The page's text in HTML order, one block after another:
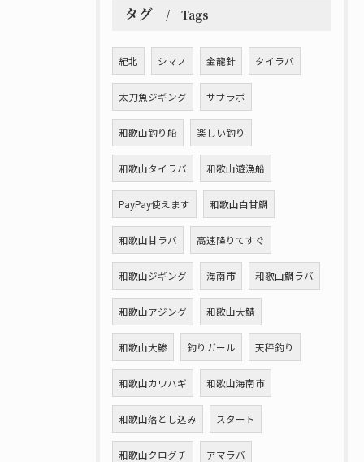
タグ Tags
紀北 シマノ 金龍針 タイラバ
太刀魚ジギング ササラボ
和歌山釣り船 楽しい釣り
和歌山タイラバ 和歌山遊漁船
PayPay使えます 和歌山白甘鯛
和歌山甘ラバ 高速降りてすぐ
和歌山ジギング 海南市 和歌山鯛ラバ
和歌山アジング 和歌山大鯖
和歌山大鯵 釣りガール 天秤釣り
和歌山カワハギ 和歌山海南市
和歌山落とし込み スタート
和歌山クログチ アマラバ